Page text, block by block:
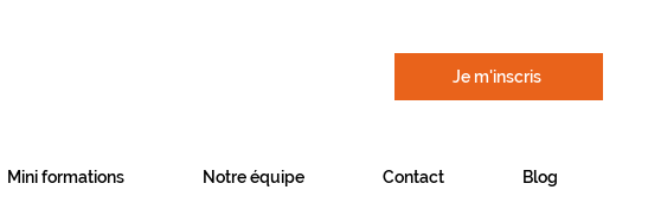
Je m'inscris
Mini formations Notre équipe Contact Blog